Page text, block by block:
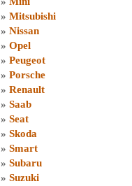
» Mitsubishi
» Nissan
» Opel
» Peugeot
» Porsche
» Renault
» Saab
» Seat
» Skoda
» Smart
» Subaru
» Suzuki